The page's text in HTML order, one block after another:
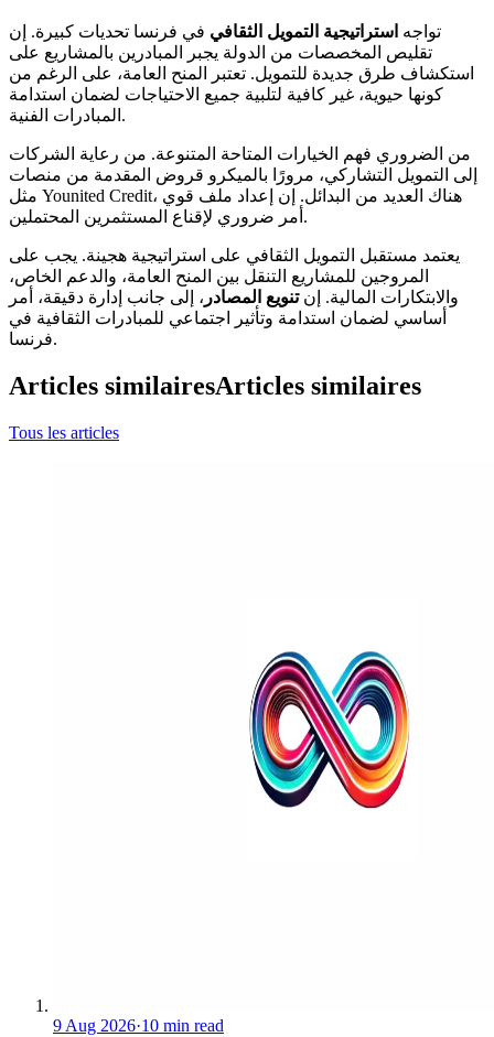
تواجه استراتيجية التمويل الثقافي في فرنسا تحديات كبيرة. إن
تقليص المخصصات من الدولة يجبر المبادرين بالمشاريع على
استكشاف طرق جديدة للتمويل. تعتبر المنح العامة، على الرغم من
كونها حيوية، غير كافية لتلبية جميع الاحتياجات لضمان استدامة
المبادرات الفنية.
من الضروري فهم الخيارات المتاحة المتنوعة. من رعاية الشركات
إلى التمويل التشاركي، مرورًا بالميكرو قروض المقدمة من منصات
مثل Younited Credit، هناك العديد من البدائل. إن إعداد ملف قوي
أمر ضروري لإقناع المستثمرين المحتملين.
يعتمد مستقبل التمويل الثقافي على استراتيجية هجينة. يجب على
المروجين للمشاريع التنقل بين المنح العامة، والدعم الخاص،
والابتكارات المالية. إنتنويع المصادر ، إلى جانب إدارة دقيقة، أمر
أساسي لضمان استدامة وتأثير اجتماعي للمبادرات الثقافية في
فرنسا.
Articles similairesArticles similaires
Tous les articles
9 Aug 2026·10 min read